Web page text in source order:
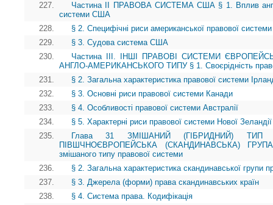
227.
Частина II ПРАВОВА СИСТЕМА США § 1. Вплив
системи США
228.
§ 2. Специфічні риси американської правової системи
229.
§ 3. Судова система США
230.
Частина ІІІ. ІНШІ ПРАВОВІ СИСТЕМИ
АНГЛО-АМЕРИКАНСЬКОГО ТИПУ § 1. Своєрідність
231.
§ 2. Загальна характеристика правової системи
232.
§ 3. Основні риси правової системи Канади
233.
§ 4. Особливості правової системи Австралії
234.
§ 5. Характерні риси правової системи Нової Зеландії
235.
Глава 31 ЗМІШАНИЙ (ГІБРИДНИЙ) ТИП
ПІВШЧНОЄВРОПЕЙСЬКА (СКАНДИНАВСЬКА)
змішаного типу правової системи
236.
§ 2. Загальна характеристика скандинавської групи
237.
§ 3. Джерела (форми) права скандинавських країн
238.
§ 4. Система права. Кодифікація